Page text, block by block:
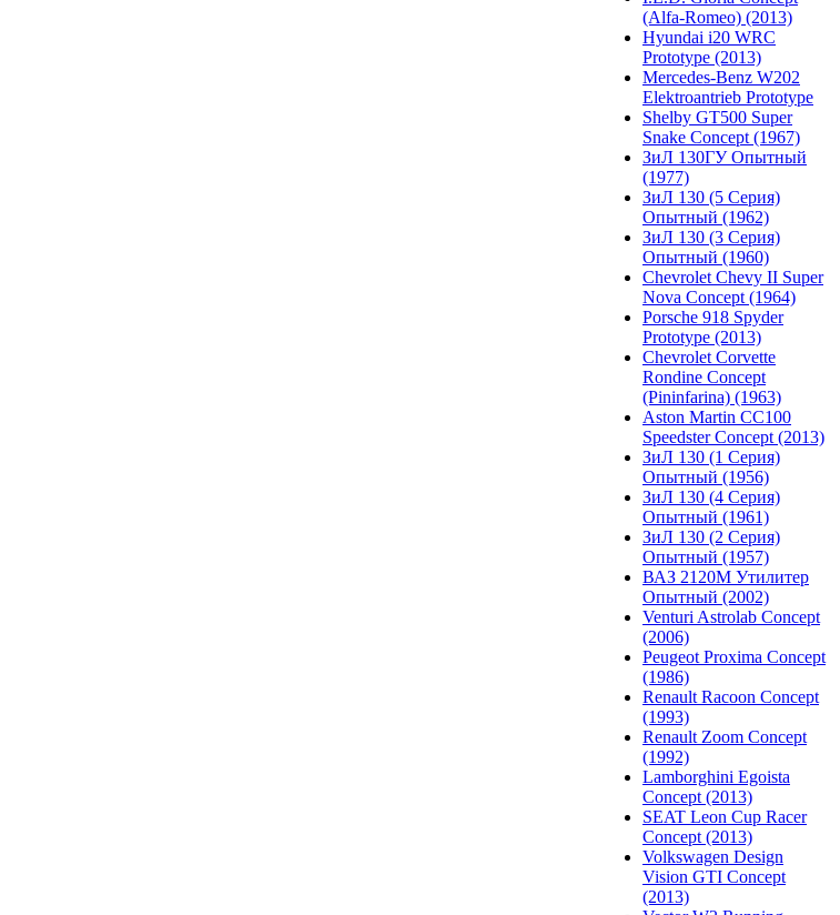
(Alfa-Romeo) (2013)
Hyundai i20 WRC
Prototype (2013)
Mercedes-Benz W202
Elektroantrieb Prototype
Shelby GT500 Super
Snake Concept (1967)
ЗиЛ 130ГУ Опытный
(1977)
ЗиЛ 130 (5 Серия)
Опытный (1962)
ЗиЛ 130 (3 Серия)
Опытный (1960)
Chevrolet Chevy II Super
Nova Concept (1964)
Porsche 918 Spyder
Prototype (2013)
Chevrolet Corvette
Rondine Concept
(Pininfarina) (1963)
Aston Martin CC100
Speedster Concept (2013)
ЗиЛ 130 (1 Серия)
Опытный (1956)
ЗиЛ 130 (4 Серия)
Опытный (1961)
ЗиЛ 130 (2 Серия)
Опытный (1957)
ВАЗ 2120М Утилитер
Опытный (2002)
Venturi Astrolab Concept
(2006)
Peugeot Proxima Concept
(1986)
Renault Racoon Concept
(1993)
Renault Zoom Concept
(1992)
Lamborghini Egoista
Concept (2013)
SEAT Leon Cup Racer
Concept (2013)
Volkswagen Design
Vision GTI Concept
(2013)